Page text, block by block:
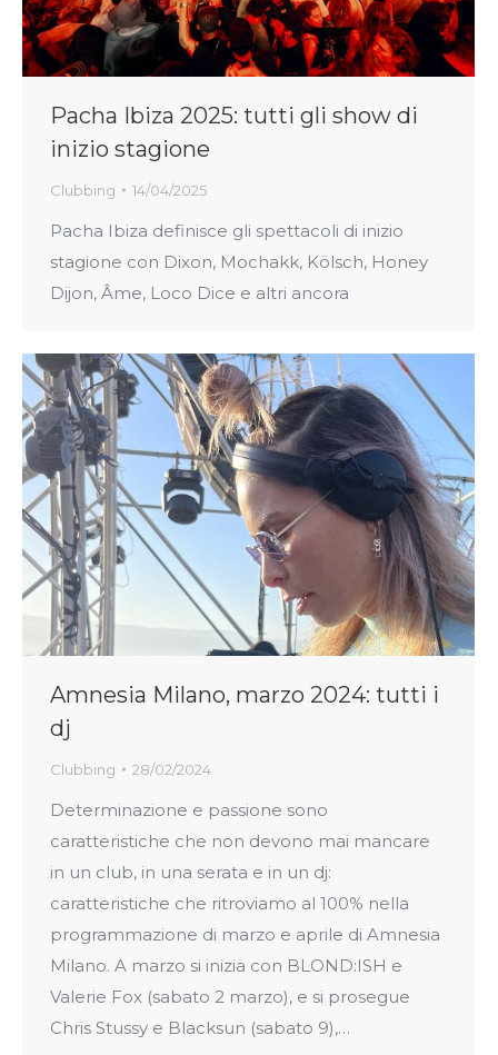
Pacha Ibiza 2025: tutti gli show di
inizio stagione
Clubbing 14/04/2025
Pacha Ibiza definisce gli spettacoli di inizio
stagione con Dixon, Mochakk, Kölsch, Honey
Dijon, Âme, Loco Dice e altri ancora
Amnesia Milano, marzo 2024: tutti i
dj
Clubbing 28/02/2024
Determinazione e passione sono
caratteristiche che non devono mai mancare
in un club, in una serata e in un dj:
caratteristiche che ritroviamo al 100% nella
programmazione di marzo e aprile di Amnesia
Milano. A marzo si inizia con BLOND:ISH e
Valerie Fox (sabato 2 marzo), e si prosegue
Chris Stussy e Blacksun (sabato 9),…